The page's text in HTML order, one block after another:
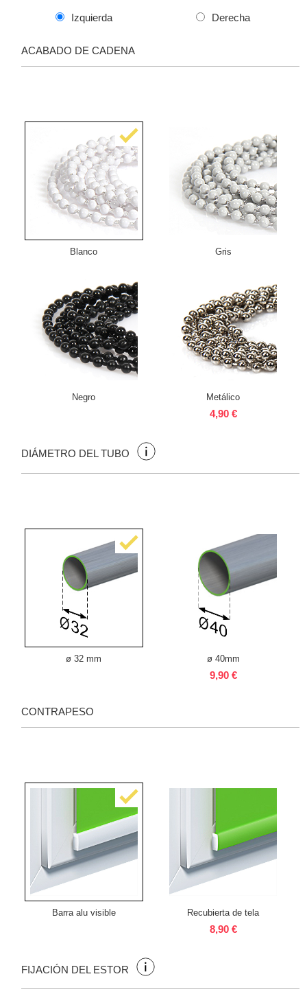
Izquierda Derecha
ACABADO DE CADENA
Blanco Gris
Negro Metálico
4,90 €
DIÁMETRO DEL TUBO
ø 32 mm ø 40mm
9,90 €
CONTRAPESO
Barra alu visible Recubierta de tela
8,90 €
FIJACIÓN DEL ESTOR